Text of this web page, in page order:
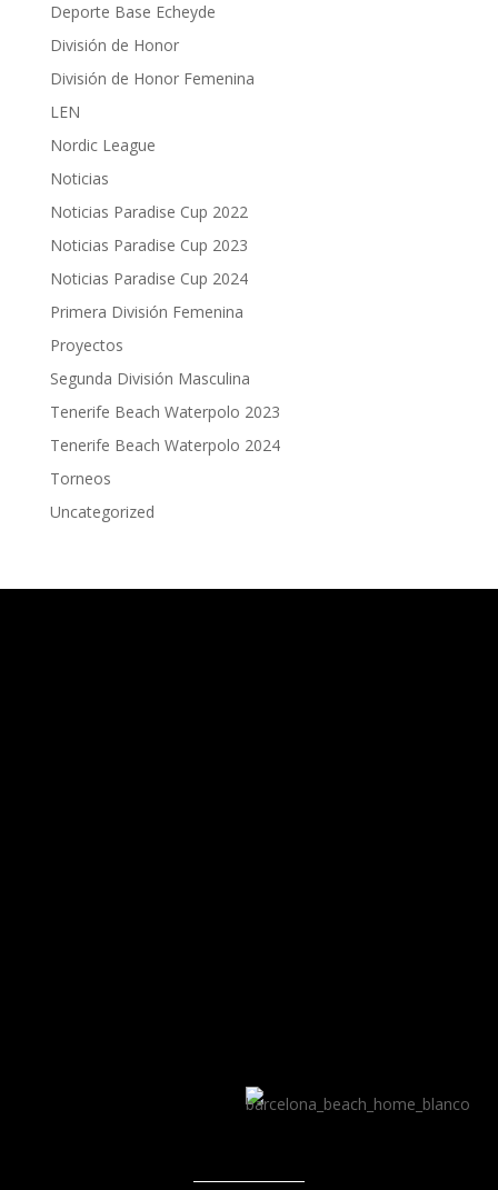
Deporte Base Echeyde
División de Honor
División de Honor Femenina
LEN
Nordic League
Noticias
Noticias Paradise Cup 2022
Noticias Paradise Cup 2023
Noticias Paradise Cup 2024
Primera División Femenina
Proyectos
Segunda División Masculina
Tenerife Beach Waterpolo 2023
Tenerife Beach Waterpolo 2024
Torneos
Uncategorized